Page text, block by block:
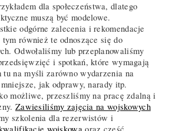
dla społeczeństwa, dlatego
muszą być modelowe.
odgórne zalecenia i rekomendacje
również te odnoszące się do
Odwołaliśmy lub przeplanowaliśmy
i spotkań, które wymagają
na myśli zarówno wydarzenia na
jak odprawy, narady itp.
możliwe, przeszliśmy na pracę zdalną i
Zawiesiliśmy zajęcia na wojskowych
szkolenia dla rezerwistów i